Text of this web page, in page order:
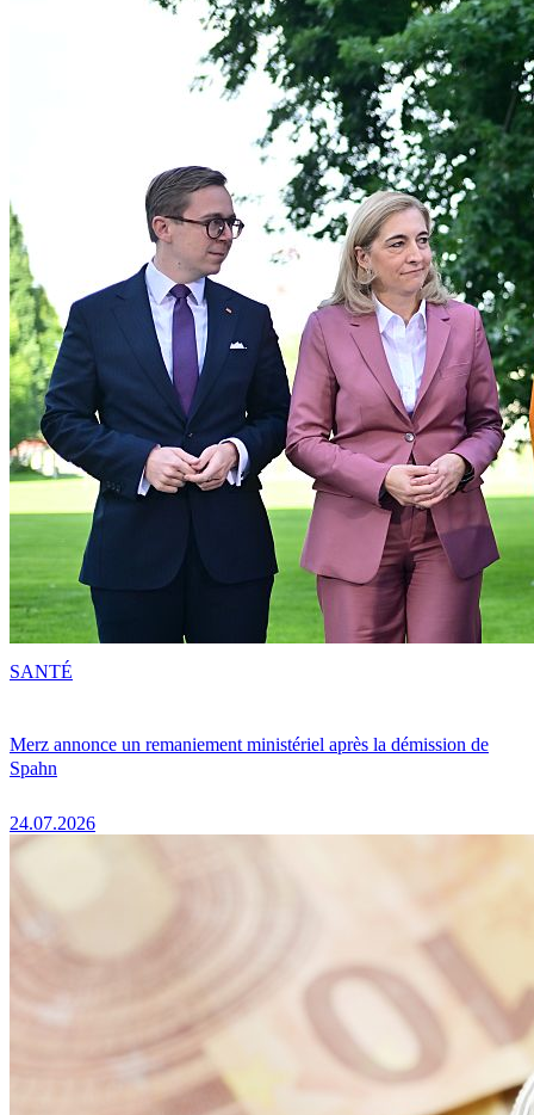
Merz annonce un remaniement ministériel après la démission de
Spahn
24.07.2026
SANTÉ